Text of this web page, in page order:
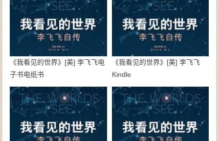
《我看见的世界》[美] 李飞飞电
子书电纸书
《我看见的世界》[美] 李飞飞
Kindle